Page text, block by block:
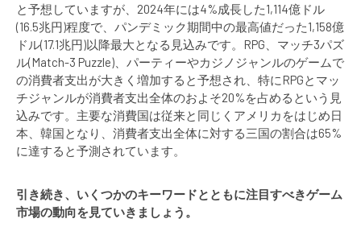
と予想していますが、2024年には4%成長した1,114億ドル
(16.5兆円)程度で、パンデミック期間中の最高値だった1,158億
ドル(17.1兆円)以降最大となる見込みです。RPG、マッチ3パズ
ル(Match-3 Puzzle)、パーティーやカジノジャンルのゲームで
の消費者支出が大きく増加すると予想され、特にRPGとマッ
チジャンルが消費者支出全体のおよそ20%を占めるという見
込みです。主要な消費国は従来と同じくアメリカをはじめ日
本、韓国となり、消費者支出全体に対する三国の割合は65%
に達すると予測されています。
引き続き、いくつかのキーワードとともに注目すべきゲーム
市場の動向を見ていきましょう。